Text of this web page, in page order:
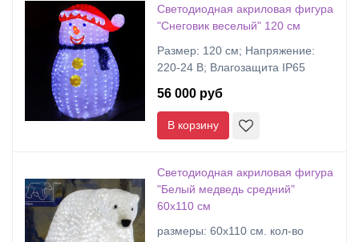
Светодиодная акриловая фигура
"Снеговик веселый" 120 см
Размер: 120 см; Напряжение:
220-24 В; Влагозащита IP65
56 000 руб
В корзину
Светодиодная акриловая фигура
"Белый медведь средний"
60х110 см
размеры: 60х110 cм. кол-во